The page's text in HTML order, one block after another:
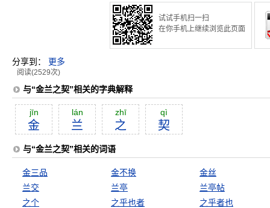
试试手机扫一扫
在你手机上继续浏览此页面
分享到： 更多
阅读(2529次)
与“金兰之契”相关的字典解释
jīn
金
lán
兰
zhī
之
qì
契
与“金兰之契”相关的词语
金三品 金不换
金丝
兰交
兰亭
兰亭帖
之个
之乎也者
之乎者也